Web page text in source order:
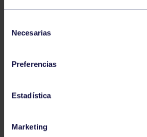
Necesarias
Preferencias
Estadística
Marketing
ÓSCAR PALOMERO,
Hockey